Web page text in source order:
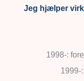
Jeg hjælper
1998-:
1999-